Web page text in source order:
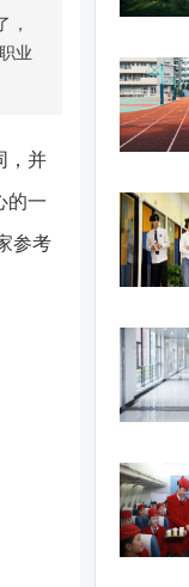
，
业
，并
的一
参考